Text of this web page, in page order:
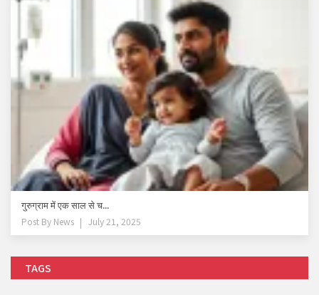
गुरुग्राम में एक साल से च...
Post By News July 21, 2025
TAGS